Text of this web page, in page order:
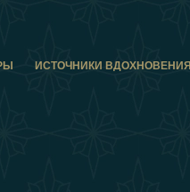
ИСТОЧНИКИ ВДОХНОВЕНИЯ